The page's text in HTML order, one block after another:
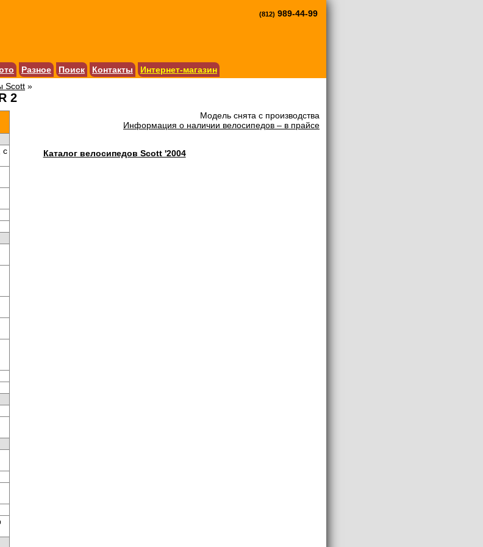
(812) 989-44-99
Разное Поиск Контакты
Интернет-магазин
Scott »
2
с
Модель снята с производства
Информация о наличии велосипедов – в прайсе
Каталог велосипедов Scott '2004